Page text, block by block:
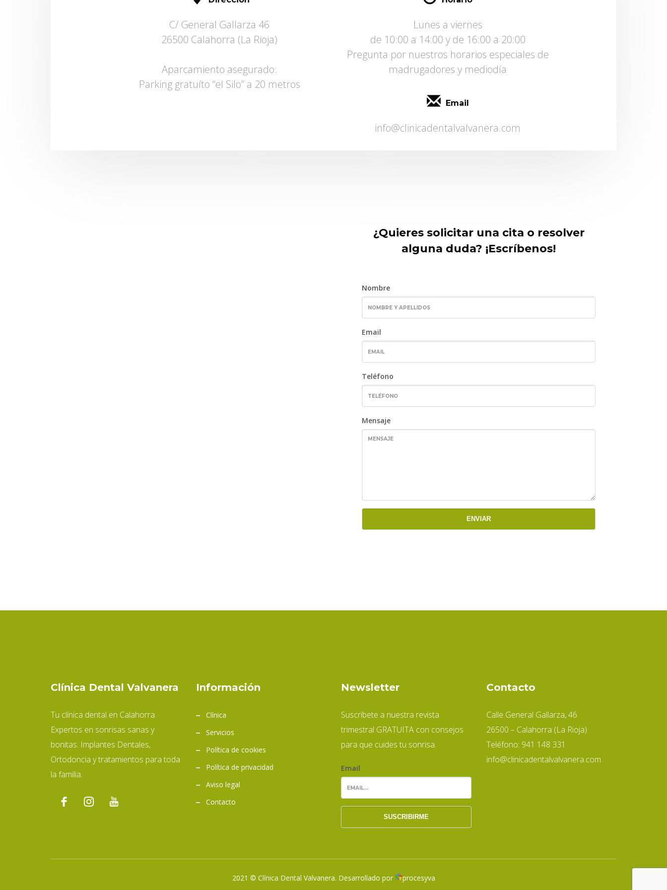
C/ General Gallarza 46
26500 Calahorra (La Rioja)
Aparcamiento asegurado:
Parking gratuíto “el Silo” a 20 metros
Lunes a viernes
de 10:00 a 14:00 y de 16:00 a 20:00
Pregunta por nuestros horarios especiales de
madrugadores y mediodía
Email
info@clinicadentalvalvanera.com
¿Quieres solicitar una cita o resolver
alguna duda? ¡Escríbenos!
Nombre
Email
Teléfono
Mensaje
Clínica Dental Valvanera
Tu clínica dental en Calahorra.
Expertos en sonrisas sanas y
bonitas. Implantes Dentales,
Ortodoncia y tratamientos para toda
la familia.
Información
Clínica
Servicios
Política de cookies
Política de privacidad
Aviso legal
Contacto
Newsletter
Suscríbete a nuestra revista
trimestral GRATUITA con consejos
para que cuides tu sonrisa.
Email
Contacto
Calle General Gallarza, 46
26500 – Calahorra (La Rioja)
Teléfono: 941 148 331
info@clinicadentalvalvanera.com
2021 © Clínica Dental Valvanera. Desarrollado por procesyva